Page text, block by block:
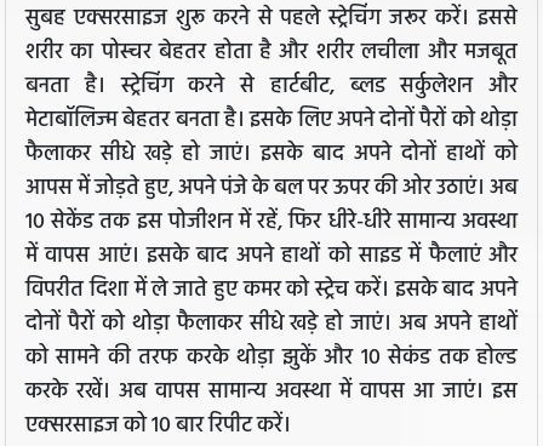
सुबह एक्सरसाइज शुरू करने से पहले स्ट्रेचिंग जरूर करें। इससे
शरीर का पोस्चर बेहतर होता है और शरीर लचीला और मजबूत
बनता है। स्ट्रेचिंग करने से हार्टबीट, ब्लड सर्कुलेशन और
मेटाबॉलिज्म बेहतर बनता है। इसके लिए अपने दोनों पैरों को थोड़ा
फैलाकर सीधे खड़े हो जाएं। इसके बाद अपने दोनों हाथों को
आपस में जोड़ते हुए, अपने पंजे के बल पर ऊपर की ओर उठाएं। अब
10 सेकेंड तक इस पोजीशन में रहें, फिर धीरे-धीरे सामान्य अवस्था
में वापस आएं। इसके बाद अपने हाथों को साइड में फैलाएं और
विपरीत दिशा में ले जाते हुए कमर को स्ट्रेच करें। इसके बाद अपने
दोनों पैरों को थोड़ा फैलाकर सीधे खड़े हो जाएं। अब अपने हाथों
को सामने की तरफ करके थोड़ा झुकें और 10 सेकंड तक होल्ड
करके रखें। अब वापस सामान्य अवस्था में वापस आ जाएं। इस
एक्सरसाइज को 10 बार रिपीट करें।